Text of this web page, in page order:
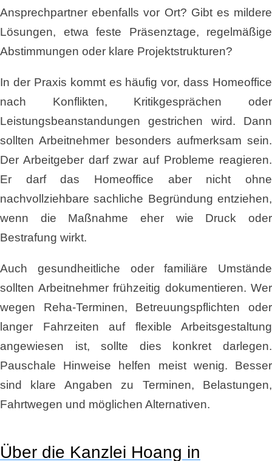
Ansprechpartner ebenfalls vor Ort? Gibt es mildere
Lösungen, etwa feste Präsenztage, regelmäßige
Abstimmungen oder klare Projektstrukturen?
In der Praxis kommt es häufig vor, dass Homeoffice
nach Konflikten, Kritikgesprächen oder
Leistungsbeanstandungen gestrichen wird. Dann
sollten Arbeitnehmer besonders aufmerksam sein.
Der Arbeitgeber darf zwar auf Probleme reagieren.
Er darf das Homeoffice aber nicht ohne
nachvollziehbare sachliche Begründung entziehen,
wenn die Maßnahme eher wie Druck oder
Bestrafung wirkt.
Auch gesundheitliche oder familiäre Umstände
sollten Arbeitnehmer frühzeitig dokumentieren. Wer
wegen Reha-Terminen, Betreuungspflichten oder
langer Fahrzeiten auf flexible Arbeitsgestaltung
angewiesen ist, sollte dies konkret darlegen.
Pauschale Hinweise helfen meist wenig. Besser
sind klare Angaben zu Terminen, Belastungen,
Fahrtwegen und möglichen Alternativen.
Über die Kanzlei Hoang in